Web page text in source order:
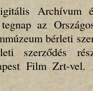
Archívum
az
bérleti
szerződés
Film Zrt-